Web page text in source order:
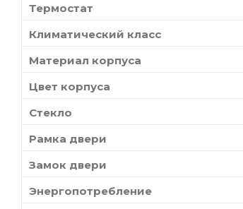
Термостат
Климатический класс
Материал корпуса
Цвет корпуса
Стекло
Рамка двери
Замок двери
Энергопотребление